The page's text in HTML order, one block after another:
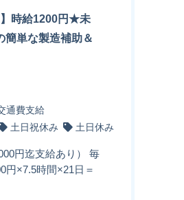
】時給1200円★未
簡単な製造補助＆
通費支給
土日祝休み 土日休み
円迄支給あり） 毎
円×7.5時間×21日＝